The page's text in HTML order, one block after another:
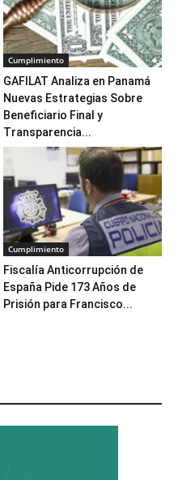
Cumplimiento
GAFILAT Analiza en Panamá
Nuevas Estrategias Sobre
Beneficiario Final y
Transparencia...
Cumplimiento
Fiscalía Anticorrupción de
España Pide 173 Años de
Prisión para Francisco...